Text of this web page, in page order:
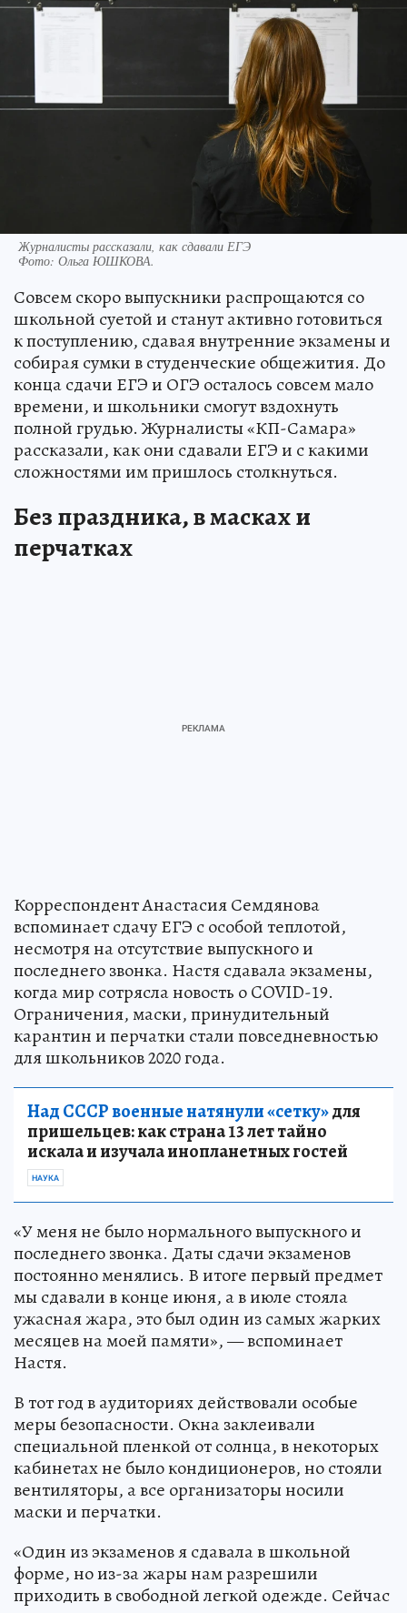
Журналисты рассказали, как сдавали ЕГЭ
Фото: Ольга ЮШКОВА.
Совсем скоро выпускники распрощаются со
школьной суетой и станут активно готовиться
к поступлению, сдавая внутренние экзамены и
собирая сумки в студенческие общежития. До
конца сдачи ЕГЭ и ОГЭ осталось совсем мало
времени, и школьники смогут вздохнуть
полной грудью. Журналисты «КП-Самара»
рассказали, как они сдавали ЕГЭ и с какими
сложностями им пришлось столкнуться.
Без праздника, в масках и
перчатках
Корреспондент Анастасия Семдянова
вспоминает сдачу ЕГЭ с особой теплотой,
несмотря на отсутствие выпускного и
последнего звонка. Настя сдавала экзамены,
когда мир сотрясла новость о COVID-19.
Ограничения, маски, принудительный
карантин и перчатки стали повседневностью
для школьников 2020 года.
Над СССР военные натянули «сетку»для
пришельцев: как страна 13 лет тайно
искала и изучала инопланетных гостей
НАУКА
«У меня не было нормального выпускного и
последнего звонка. Даты сдачи экзаменов
постоянно менялись. В итоге первый предмет
мы сдавали в конце июня, а в июле стояла
ужасная жара, это был один из самых жарких
месяцев на моей памяти», — вспоминает
Настя.
В тот год в аудиториях действовали особые
меры безопасности. Окна заклеивали
специальной пленкой от солнца, в некоторых
кабинетах не было кондиционеров, но стояли
вентиляторы, а все организаторы носили
маски и перчатки.
«Один из экзаменов я сдавала в школьной
форме, но из-за жары нам разрешили
приходить в свободной легкой одежде. Сейчас